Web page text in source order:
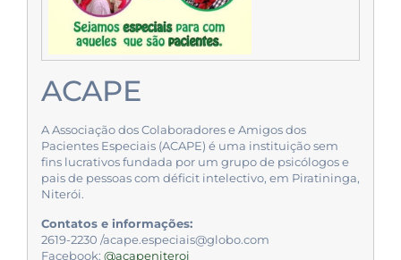
ACAPE
A Associação dos Colaboradores e Amigos dos
Pacientes Especiais (ACAPE) é uma instituição sem
fins lucrativos fundada por um grupo de psicólogos e
pais de pessoas com déficit intelectivo, em Piratininga,
Niterói.
Contatos e informações:
2619-2230 /acape.especiais@globo.com
Facebook: @acapeniteroi